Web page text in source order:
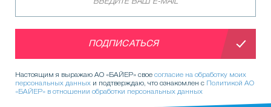
ПОДПИСАТЬСЯ
Настоящим я выражаю АО «БАЙЕР» свое согласие на обработку моих
персональных данных и подтверждаю, что ознакомлен с Политикой АО
«БАЙЕР» в отношении обработки персональных данных